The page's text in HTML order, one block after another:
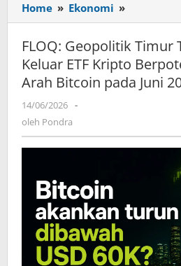
Home » Ekonomi »
Timur
Tengah
dan
Arus
pada
Juni
FLOQ: Geopolitik Timur
Keluar ETF Kripto
Arah Bitcoin pada Juni
14/06/2026 oleh
-
oleh Pondra